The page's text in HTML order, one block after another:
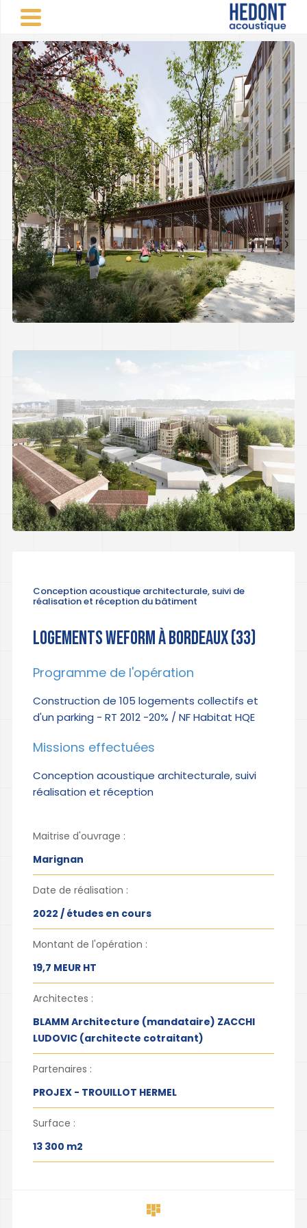
Réalisations
d'études acoustiques Logements>Logements WEFORM
à Bordeaux (33)
PARTAGER
Conception acoustique architecturale, suivi de
réalisation et réception du bâtiment
LOGEMENTS WEFORM À BORDEAUX (33)
Programme de l'opération
Construction de 105 logements collectifs et
d'un parking - RT 2012 -20% / NF Habitat HQE
Missions effectuées
Conception acoustique architecturale, suivi
réalisation et réception
Maitrise d'ouvrage :
Marignan
Date de réalisation :
2022 / études en cours
Montant de l'opération :
19,7 MEUR HT
Architectes :
BLAMM Architecture (mandataire) ZACCHI
LUDOVIC (architecte cotraitant)
Partenaires :
PROJEX - TROUILLOT HERMEL
Surface :
13 300 m2
Panneau de gestion des cookies